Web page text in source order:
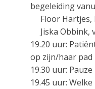
begeleiding
Floor
Jiska Obbink,
19.20 uur:
op zijn/haar pad
19.30 uur: Pauze
19.45 uur: